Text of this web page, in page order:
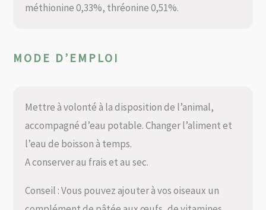
méthionine 0,33%, thréonine 0,51%.
MODE D’EMPLOI
Mettre à volonté à la disposition de l’animal,
accompagné d’eau potable. Changer l’aliment et
l’eau de boisson à temps.
A conserver au frais et au sec.
Conseil : Vous pouvez ajouter à vos oiseaux un